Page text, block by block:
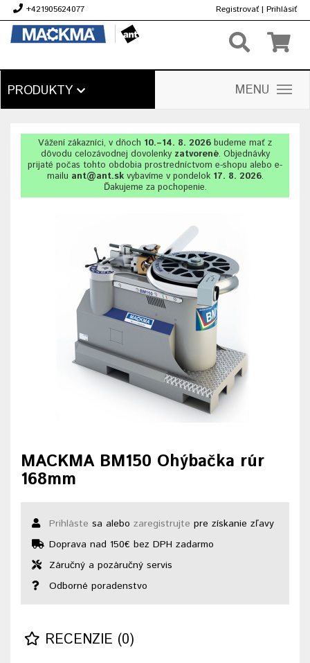
+421905624077 Registrovať | Prihlásiť
PRODUKTY MENU
Vážení zákazníci, v dňoch 10.–14. 8. 2026 budeme mať z
dôvodu celozávodnej dovolenkyzatvorené. Objednávky
prijaté počas tohto obdobia prostredníctvom e-shopu alebo e-
mailu ant@ant.skvybavíme v pondelok 17. 8. 2026.
Ďakujeme za pochopenie.
MACKMA BM150 Ohýbačka rúr
168mm
Prihláste sa alebo zaregistrujte pre získanie zľavy
Doprava nad 150€ bez DPH zadarmo
Záručný a pozáručný servis
Odborné poradenstvo
RECENZIE (0)